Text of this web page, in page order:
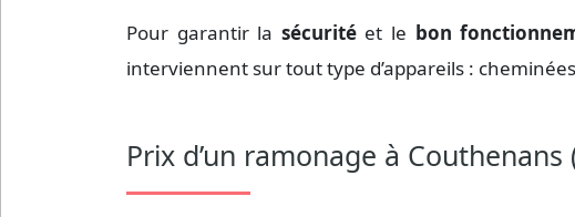
Pour garantir la sécuritéet le bon
interviennent sur tout type d’appareils :
Prix d’un ramonage à Couthenans